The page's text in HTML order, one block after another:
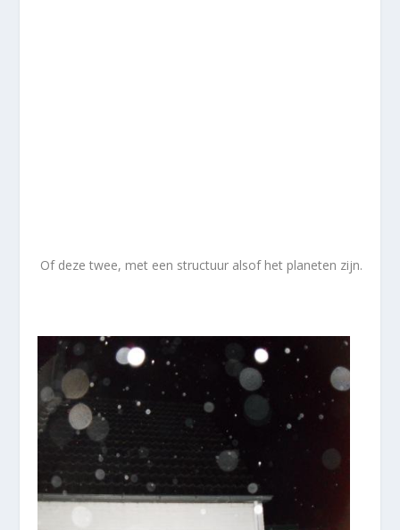
Of deze twee, met een structuur alsof het planeten zijn.